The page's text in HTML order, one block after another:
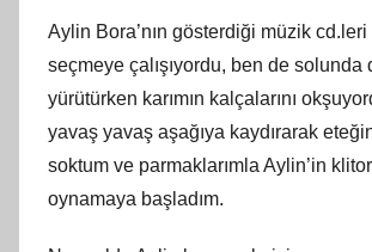
Aylin Bora’nın gösterdiği müzik cd.leri
seçmeye çalışıyordu, ben de solunda
yürütürken karımın kalçalarını
yavaş yavaş aşağıya kaydırarak
soktum ve parmaklarımla Aylin’in
oynamaya başladım.